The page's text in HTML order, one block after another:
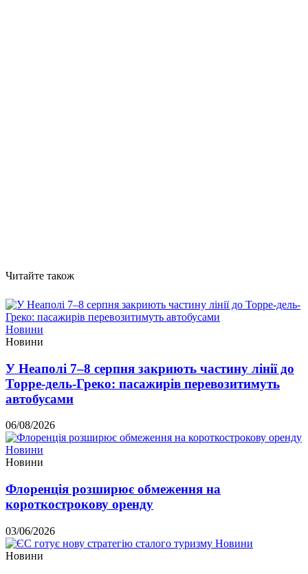
Читайте також
Новини
Новини
У Неаполі 7–8 серпня закриють частину лінії до
Торре-дель-Греко: пасажирів перевозитимуть
автобусами
06/08/2026
Новини
Новини
Флоренція розширює обмеження на
короткострокову оренду
03/06/2026
Новини
Новини